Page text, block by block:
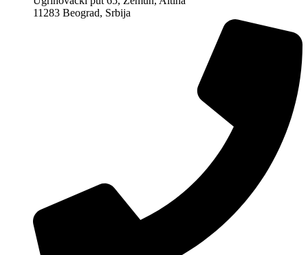
11283 Beograd, Srbija